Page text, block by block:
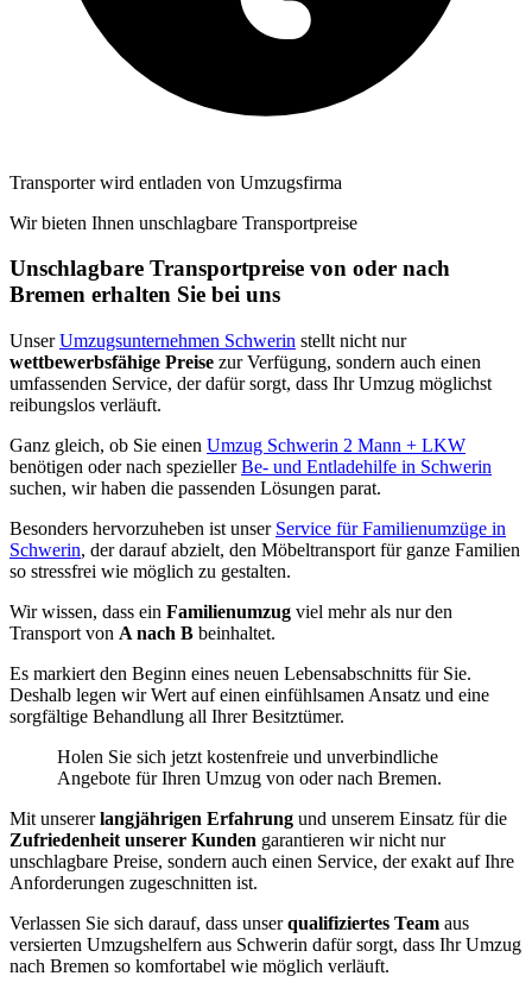
Transporter wird entladen von Umzugsfirma
Wir bieten Ihnen unschlagbare Transportpreise
Unschlagbare Transportpreise von oder nach
Bremen erhalten Sie bei uns
UnserUmzugsunternehmen Schwerin stellt nicht nur
wettbewerbsfähige Preise zur Verfügung, sondern auch einen
umfassenden Service, der dafür sorgt, dass Ihr Umzug möglichst
reibungslos verläuft.
Ganz gleich, ob Sie einen Umzug Schwerin 2 Mann + LKW
benötigen oder nach speziellerBe- und Entladehilfe in Schwerin
suchen, wir haben die passenden Lösungen parat.
Besonders hervorzuheben ist unser Service für Familienumzüge in
Schwerin, der darauf abzielt, den Möbeltransport für ganze Familien
so stressfrei wie möglich zu gestalten.
Wir wissen, dass ein Familienumzug viel mehr als nur den
Transport von A nach B beinhaltet.
Es markiert den Beginn eines neuen Lebensabschnitts für Sie.
Deshalb legen wir Wert auf einen einfühlsamen Ansatz und eine
sorgfältige Behandlung all Ihrer Besitztümer.
Holen Sie sich jetzt kostenfreie und unverbindliche
Angebote für Ihren Umzug von oder nach Bremen.
Mit unsererlangjährigen Erfahrung und unserem Einsatz für die
Zufriedenheit unserer Kunden garantieren wir nicht nur
unschlagbare Preise, sondern auch einen Service, der exakt auf Ihre
Anforderungen zugeschnitten ist.
Verlassen Sie sich darauf, dass unserqualifiziertes Team aus
versierten Umzugshelfern aus Schwerin dafür sorgt, dass Ihr Umzug
nach Bremen so komfortabel wie möglich verläuft.